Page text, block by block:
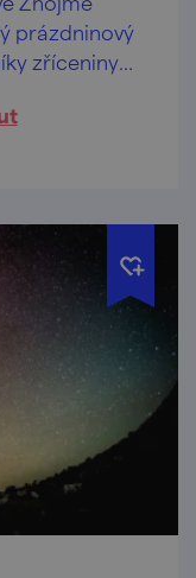
prázdninový
zříceniny